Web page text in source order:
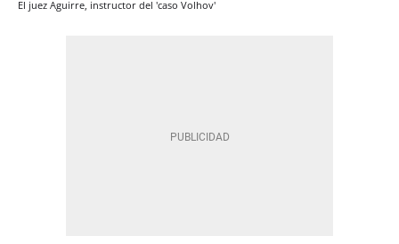
El juez Aguirre, instructor del 'caso Volhov'